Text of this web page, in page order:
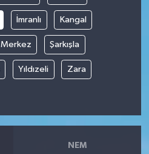
İmranlı Kangal
Merkez Şarkışla
Yıldızeli Zara
NEM